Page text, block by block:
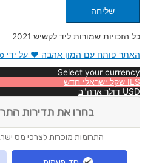
שליחה
כל הזכויות שמורות ליד לקשיש 2021
האתר פותח עם המון אהבה ❤ על ידי Wivo
Select your currency
ILS שקל ישראלי חדש
USD דולר ארה"ב